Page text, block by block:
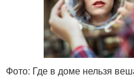
Фото: Где в доме нельзя